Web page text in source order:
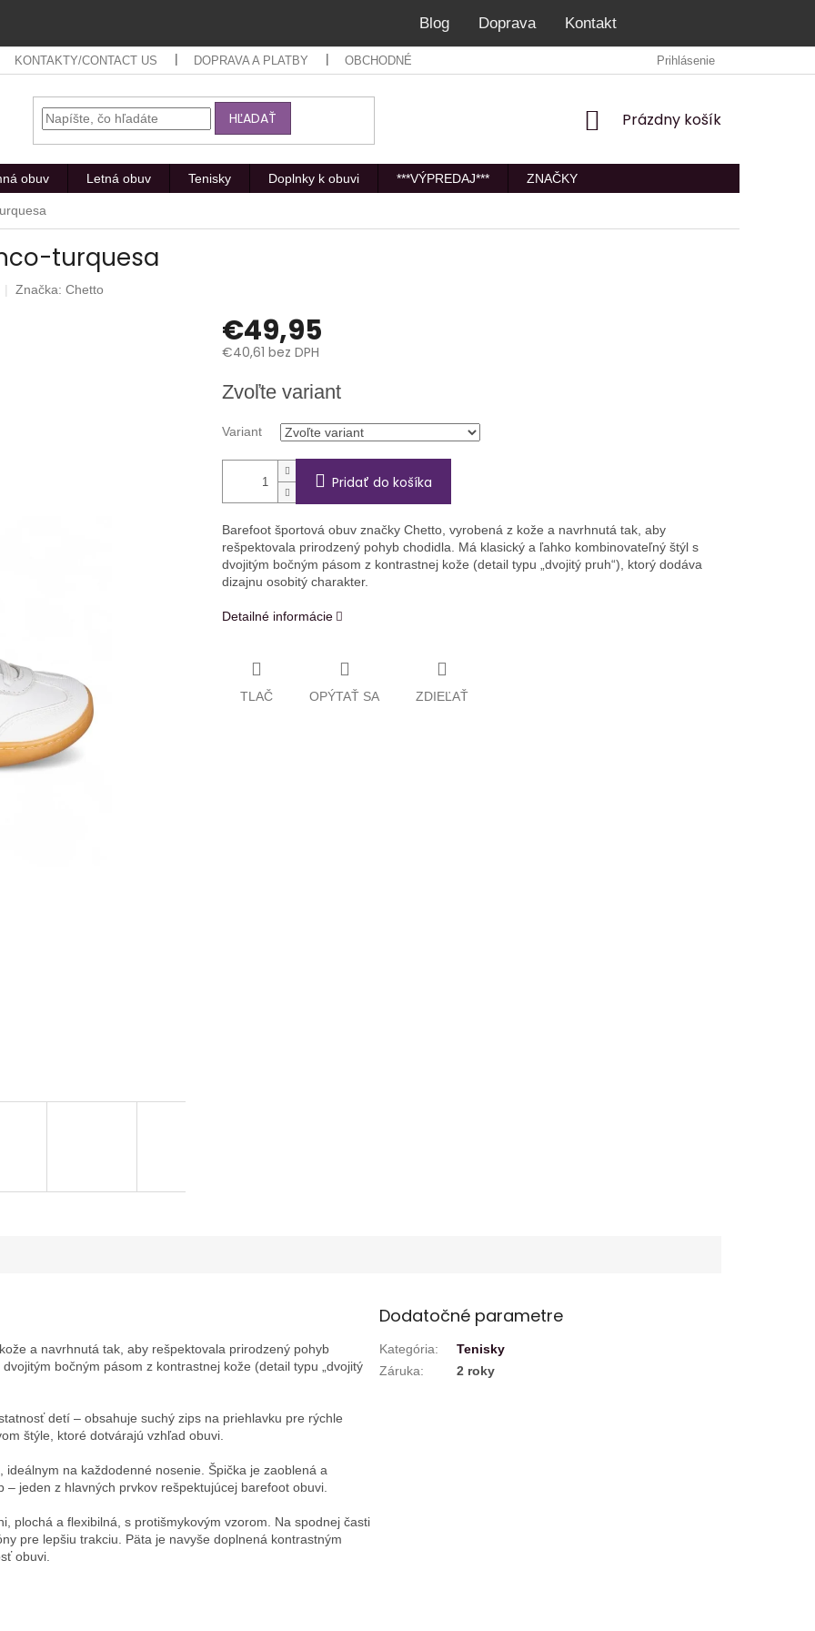
Kontakt
Doprava
Blog
KONTAKTY/CONTACT US DOPRAVA A PLATBY OBCHODNÉ PODMIENKY VRÁTENIE/VÝMENA/REKLAMÁCIA
Prihlásenie
HĽADAŤ
NÁKUPNÝ
Prázdny košík
obuv Letná obuv Tenisky Doplnky k obuvi ***VÝPREDAJ*** ZNAČKY
turquesa
Značka: Chetto
€49,95
€40,61 bez DPH
cena:
Zvoľte variant
Variant
Pridať do košíka
Barefoot športová obuv značky Chetto, vyrobená z kože a navrhnutá tak, aby
rešpektovala prirodzený pohyb chodidla. Má klasický a ľahko kombinovateľný štýl s
dvojitým bočným pásom z kontrastnej kože (detail typu „dvojitý pruh“), ktorý dodáva
dizajnu osobitý charakter.
Detailné informácie
TLAČ OPÝTAŤ SA ZDIEĽAŤ
kože a navrhnutá tak, aby rešpektovala prirodzený pohyb
bočným pásom z kontrastnej kože (detail typu „dvojitý
detí – obsahuje suchý zips na priehlavku pre rýchle
štýle, ktoré dotvárajú vzhľad obuvi.
na každodenné nosenie. Špička je zaoblená a
jeden z hlavných prvkov rešpektujúcej barefoot obuvi.
plochá a flexibilná, s protišmykovým vzorom. Na spodnej časti
pre lepšiu trakciu. Päta je navyše doplnená kontrastným
obuvi.
Dodatočné parametre
Kategória:
Tenisky
Záruka: 2 roky